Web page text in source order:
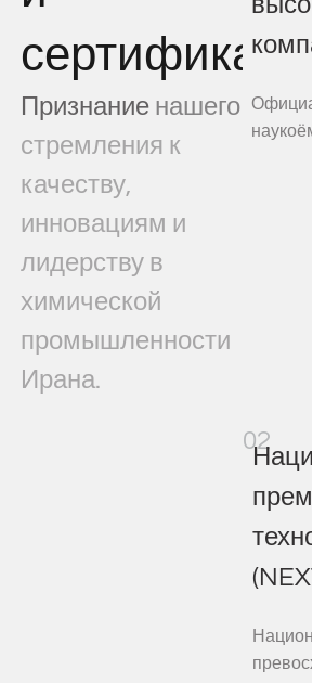
сертификаты
Признание нашего
стремления к
качеству,
инновациям и
лидерству в
химической
промышленности
Ирана.
02